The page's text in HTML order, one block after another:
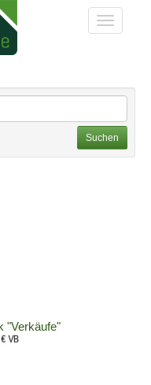
Toggle
ein. Sie können
Suchen
"Verkäufe"